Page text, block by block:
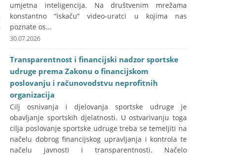
umjetna inteligencija. Na društvenim mrežama
konstantno “iskaču” video-uratci u kojima nas
poznate os...
30.07.2026
Transparentnost i financijski nadzor sportske
udruge prema Zakonu o financijskom
poslovanju i računovodstvu neprofitnih
organizacija
Cilj osnivanja i djelovanja sportske udruge je
obavljanje sportskih djelatnosti. U ostvarivanju toga
cilja poslovanje sportske udruge treba se temeljiti na
načelu dobrog financijskog upravljanja i kontrola te
načelu javnosti i transparentnosti. Načelo